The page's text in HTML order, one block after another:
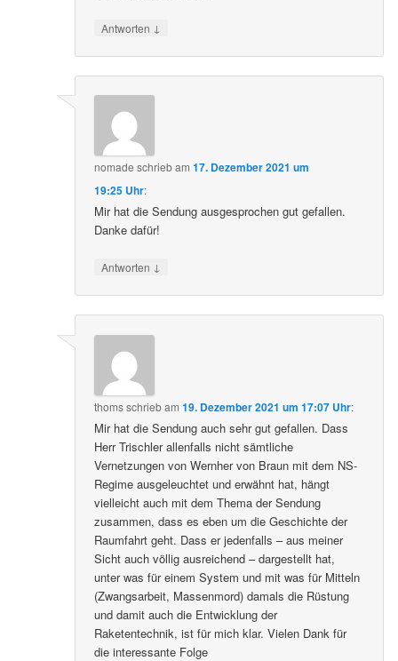
Antworten ↓
nomade schriebam17. Dezember 2021 um
19:25 Uhr:
Mir hat die Sendung ausgesprochen gut gefallen.
Danke dafür!
Antworten ↓
thomsschriebam19. Dezember 2021 um 17:07 Uhr:
Mir hat die Sendung auch sehr gut gefallen. Dass
Herr Trischler allenfalls nicht sämtliche
Vernetzungen von Wernher von Braun mit dem NS-
Regime ausgeleuchtet und erwähnt hat, hängt
vielleicht auch mit dem Thema der Sendung
zusammen, dass es eben um die Geschichte der
Raumfahrt geht. Dass er jedenfalls – aus meiner
Sicht auch völlig ausreichend – dargestellt hat,
unter was für einem System und mit was für Mitteln
(Zwangsarbeit, Massenmord) damals die Rüstung
und damit auch die Entwicklung der
Raketentechnik, ist für mich klar. Vielen Dank für
die interessante Folge